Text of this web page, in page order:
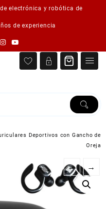
electrónica y robótica de
de experiencia
Deportivos con Gancho de
Oreja
← →